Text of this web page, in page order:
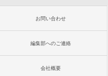
お問い合わせ
編集部へのご連絡
会社概要